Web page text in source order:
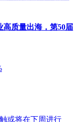
高质量出海，第50届